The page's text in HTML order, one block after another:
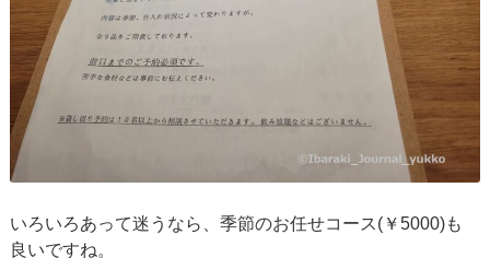
いろいろあって迷うなら、季節のお任せコース(￥5000)も
良いですね。